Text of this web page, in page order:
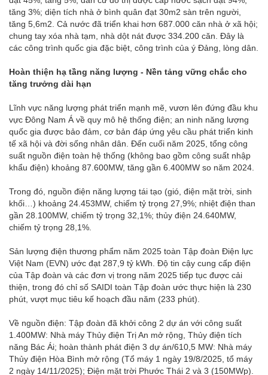
tăng 3%; diện tích nhà ở bình quân đạt 30m2 sàn trên người,
tăng 5,6m2. Cả nước đã triển khai hơn 687.000 căn nhà ở xã hội;
chung tay xóa nhà tạm, nhà dột nát được 334.200 căn. Đây là
các công trình quốc gia đặc biệt, công trình của ý Đảng, lòng dân.
Hoàn thiện hạ tầng năng lượng - Nền tảng vững chắc cho
tăng trưởng dài hạn
Lĩnh vực năng lượng phát triển mạnh mẽ, vươn lên đứng đầu khu
vực Đông Nam Á về quy mô hệ thống điện; an ninh năng lượng
quốc gia được bảo đảm, cơ bản đáp ứng yêu cầu phát triển kinh
tế xã hội và đời sống nhân dân. Đến cuối năm 2025, tổng công
suất nguồn điện toàn hệ thống (không bao gồm công suất nhập
khẩu điện) khoảng 87.600MW, tăng gần 6.400MW so năm 2024.
Trong đó, nguồn điện năng lượng tái tạo (gió, điện mặt trời, sinh
khối…) khoảng 24.453MW, chiếm tỷ trọng 27,9%; nhiệt điện than
gần 28.100MW, chiếm tỷ trọng 32,1%; thủy điện 24.640MW,
chiếm tỷ trọng 28,1%.
Sản lượng điện thương phẩm năm 2025 toàn Tập đoàn Điện lực
Việt Nam (EVN) ước đạt 287,9 tỷ kWh. Độ tin cậy cung cấp điện
của Tập đoàn và các đơn vị trong năm 2025 tiếp tục được cải
thiện, trong đó chỉ số SAIDI toàn Tập đoàn ước thực hiện là 230
phút, vượt mục tiêu kế hoạch đầu năm (233 phút).
Về nguồn điện: Tập đoàn đã khởi công 2 dự án với công suất
1.400MW: Nhà máy Thủy điện Trị An mở rộng, Thủy điện tích
năng Bác Ái; hoàn thành phát điện 3 dự án/610,5 MW: Nhà máy
Thủy điện Hòa Bình mở rộng (Tổ máy 1 ngày 19/8/2025, tổ máy
2 ngày 14/11/2025); Điện mặt trời Phước Thái 2 và 3 (150MWp).